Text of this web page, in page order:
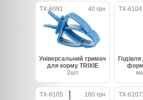
TX-6091 40 грн
Універсальний тримач
для корму TRIXIE
2шт
TX-6104
Годівля
TX-6105 160 грн TX-